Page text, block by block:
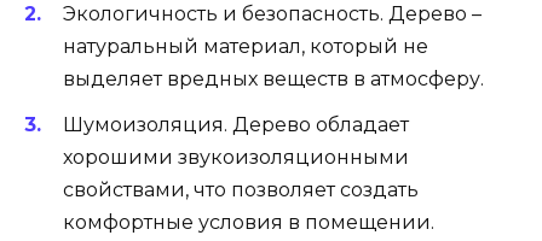
Экологичность и безопасность. Дерево –
натуральный материал, который не
выделяет вредных веществ в атмосферу.
Шумоизоляция. Дерево обладает
хорошими звукоизоляционными
свойствами, что позволяет создать
комфортные условия в помещении.